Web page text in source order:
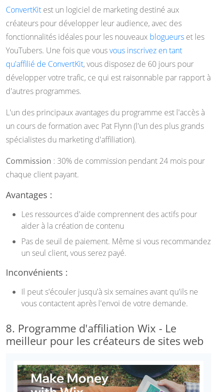
ConvertKit est un logiciel de marketing destiné aux
créateurs pour développer leur audience, avec des
fonctionnalités idéales pour les nouveaux blogueurs et les
YouTubers. Une fois que vousvous inscrivez en tant
qu'affilié de ConvertKit, vous disposez de 60 jours pour
développer votre trafic, ce qui est raisonnable par rapport à
d'autres programmes.
L'un des principaux avantages du programme est l'accès à
un cours de formation avec Pat Flynn (l'un des plus grands
spécialistes du marketing d'affiliation).
Commission : 30% de commission pendant 24 mois pour
chaque client payant.
Avantages :
Les ressources d'aide comprennent des actifs pour
aider à la création de contenu
Pas de seuil de paiement. Même si vous recommandez
un seul client, vous serez payé.
Inconvénients :
Il peut s'écouler jusqu'à six semaines avant qu'ils ne
vous contactent après l'envoi de votre demande.
8. Programme d'affiliation Wix - Le
meilleur pour les créateurs de sites web